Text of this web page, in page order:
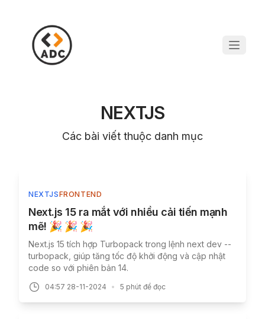
NEXTJS
Các bài viết thuộc danh mục
NEXTJSFRONTEND
Next.js 15 ra mắt với nhiều cải tiến mạnh
mẽ! 🎉 🎉 🎉
Next.js 15 tích hợp Turbopack trong lệnh next dev --
turbopack, giúp tăng tốc độ khởi động và cập nhật
code so với phiên bản 14.
04:57 28-11-2024 • 5 phút để đọc